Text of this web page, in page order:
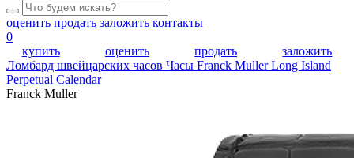
оценить продать заложить контакты
0
купить
оценить продать
заложить
Ломбард швейцарских часов Часы Franck Muller Long Island
Perpetual Calendar
Franck Muller